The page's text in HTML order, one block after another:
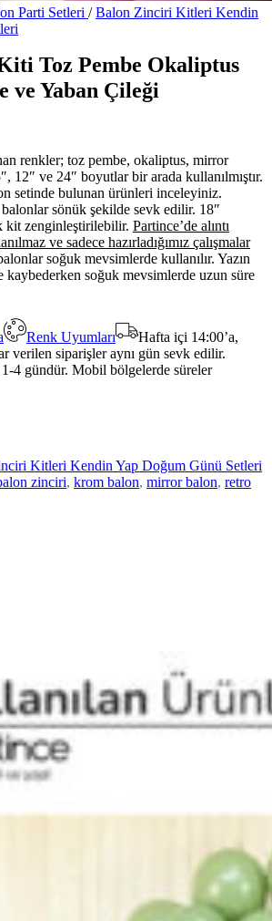
Parti Setleri / Balon Zinciri Kitleri Kendin
Toz Pembe Okaliptus
ve Yaban Çileği
renkler; toz pembe, okaliptus, mirror
12″ ve 24″ boyutlar bir arada kullanılmıştır.
setinde bulunan ürünleri inceleyiniz.
sönük şekilde sevk edilir. 18″
kit zenginleştirilebilir. Partince’de alıntı
ve sadece hazırladığımız çalışmalar
soğuk mevsimlerde kullanılır. Yazın
kaybederken soğuk mevsimlerde uzun süre
Renk Uyumları
Hafta içi 14:00’a,
verilen siparişler aynı gün sevk edilir.
4 gündür. Mobil bölgelerde süreler
Kitleri Kendin Yap Doğum Günü Setleri
zinciri, krom balon, mirror balon, retro